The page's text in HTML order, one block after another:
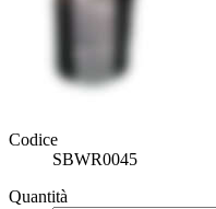
Codice
SBWR0045
Quantità